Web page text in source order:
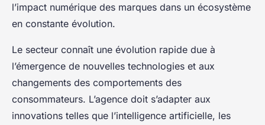
l’impact numérique des marques dans un écosystème
en constante évolution.
Le secteur connaît une évolution rapide due à
l’émergence de nouvelles technologies et aux
changements des comportements des
consommateurs. L’agence doit s’adapter aux
innovations telles que l’intelligence artificielle, les